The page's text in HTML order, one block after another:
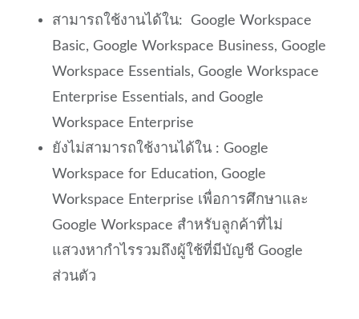
สามารถใช้งานได้ใน: Google Workspace
Basic, Google Workspace Business, Google
Workspace Essentials, Google Workspace
Enterprise Essentials, and Google
Workspace Enterprise
ยังไม่สามารถใช้งานได้ใน : Google
Workspace for Education, Google
Workspace Enterprise เพื่อการศึกษาและ
Google Workspace สำหรับลูกค้าที่ไม่
แสวงหากำไรรวมถึงผู้ใช้ที่มีบัญชี Google
ส่วนตัว